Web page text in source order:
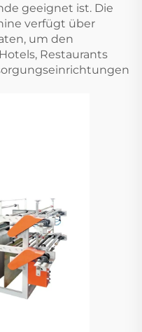
geeignet ist. Die
verfügt über
um den
Restaurants